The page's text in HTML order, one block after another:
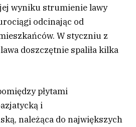
wyniku strumienie lawy
odcinając od
W styczniu z
lawa doszczętnie spaliła kilka
płytami
i
należąca do największych